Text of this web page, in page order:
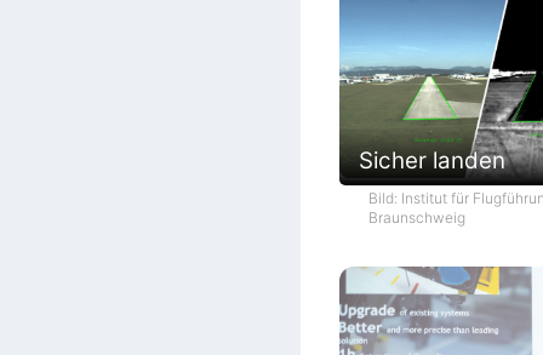
Sicher landen
Bild: Institut für
Braunschweig